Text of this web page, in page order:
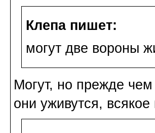
Клепа пишет:
могут две вороны
Могут, но прежде чем
они уживутся,